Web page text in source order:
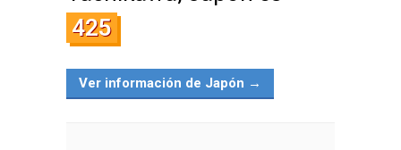
425
Ver información de Japón →